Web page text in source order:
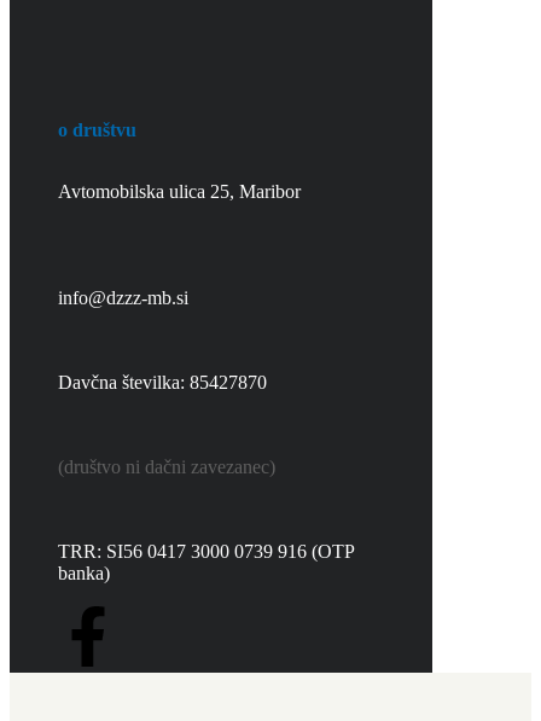
o društvu​
Avtomobilska ulica 25, Maribor
info@dzzz-mb.si
Davčna številka: 85427870
(društvo ni dačni zavezanec)
TRR: SI56 0417 3000 0739 916 (OTP
banka)